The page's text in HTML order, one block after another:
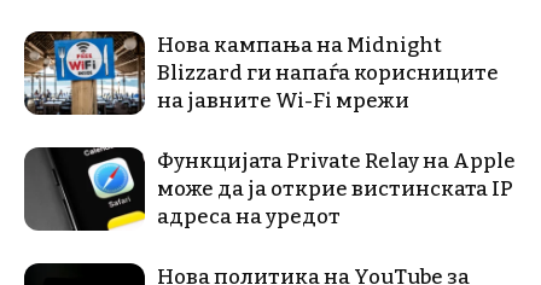
Нова кампања на Midnight
Blizzard ги напаѓа корисниците
на јавните Wi-Fi мрежи
Функцијата Private Relay на Apple
може да ја открие вистинската IP
адреса на уредот
Нова политика на YouTube за